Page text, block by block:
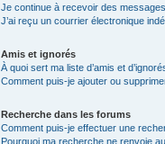
Je continue à recevoir des
J’ai reçu un courrier électronique
Amis et ignorés
À quoi sert ma liste d’amis et
Comment puis-je ajouter ou
Recherche dans les forums
Comment puis-je effectuer une
Pourquoi ma recherche ne renvoie